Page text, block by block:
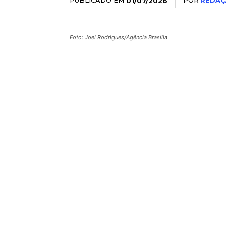
Foto: Joel Rodrigues/Agência Brasília